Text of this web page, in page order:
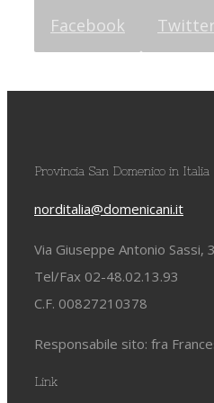
Facebook Twitter
Provincia San Domenico in Italia
norditalia@domenicani.it
Via Giuseppe Antonio Sassi,
Tel/Fax 02-48.02.13.93
C.F. 00827210378
Responsabile sito: fra
Link